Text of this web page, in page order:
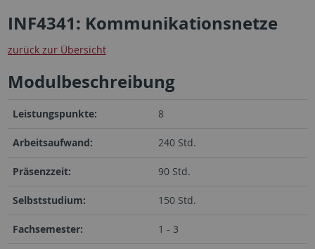
INF4341: Kommunikationsnetze
zurück zur Übersicht
Modulbeschreibung
Leistungspunkte: 8
Arbeitsaufwand: 240 Std.
Präsenzzeit: 90 Std.
Selbststudium: 150 Std.
Fachsemester: 1 - 3